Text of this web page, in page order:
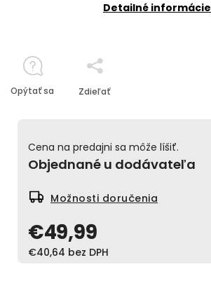
€49,99
€40,64 bez DPH
Cena na predajni sa môže líšiť.
Objednané u dodávateľa
Možnosti doručenia
Detailné informácie
Opýtať sa Zdieľať